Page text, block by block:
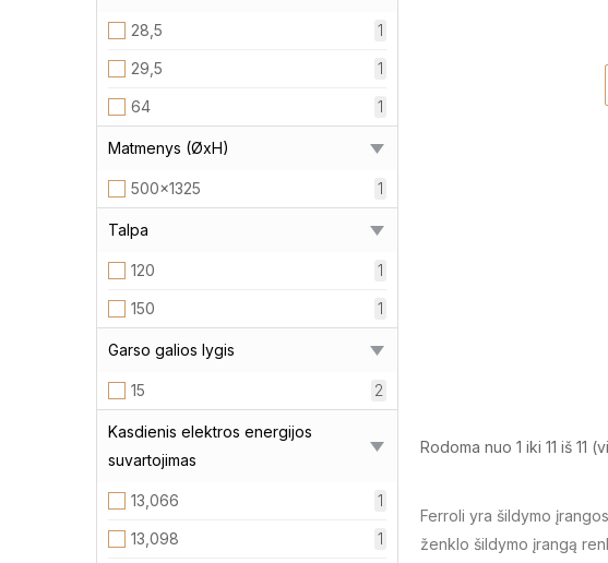
28,5 1
29,5 1
64 1
Matmenys (ØxH)
500x1325 1
Talpa
120 1
150 1
Garso galios lygis
15 2
Kasdienis elektros energijos
suvartojimas
13,066 1
13,098 1
Rodoma nuo 1 iki 11 iš 11
Ferroli yra šildymo
ženklo šildymo įrangą